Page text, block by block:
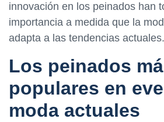
innovación en los peinados han
importancia a medida que la
adapta a las tendencias actuales.
Los peinados
populares en
moda actuales